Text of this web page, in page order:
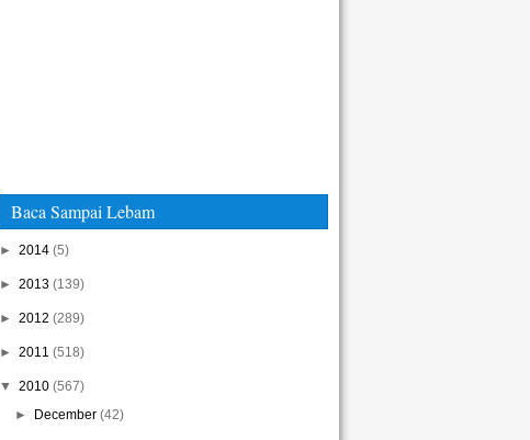
Baca Sampai Lebam
► 2014 (5)
► 2013 (139)
► 2012 (289)
► 2011 (518)
▼ 2010 (567)
►
December (42)